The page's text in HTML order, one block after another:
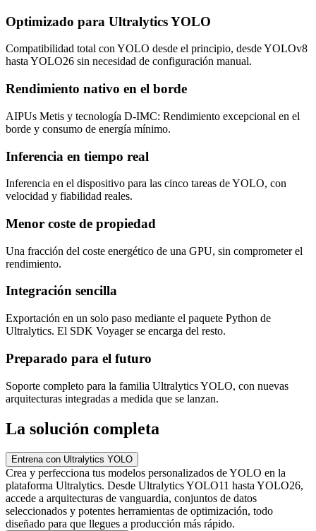
Optimizado para Ultralytics YOLO
Compatibilidad total con YOLO desde el principio, desde YOLOv8
hasta YOLO26 sin necesidad de configuración manual.
Rendimiento nativo en el borde
AIPUs Metis y tecnología D-IMC: Rendimiento excepcional en el
borde y consumo de energía mínimo.
Inferencia en tiempo real
Inferencia en el dispositivo para las cinco tareas de YOLO, con
velocidad y fiabilidad reales.
Menor coste de propiedad
Una fracción del coste energético de una GPU, sin comprometer el
rendimiento.
Integración sencilla
Exportación en un solo paso mediante el paquete Python de
Ultralytics. El SDK Voyager se encarga del resto.
Preparado para el futuro
Soporte completo para la familia Ultralytics YOLO, con nuevas
arquitecturas integradas a medida que se lanzan.
La solución completa
Entrena con Ultralytics YOLO
Crea y perfecciona tus modelos personalizados de YOLO en la
plataforma Ultralytics. Desde Ultralytics YOLO11 hasta YOLO26,
accede a arquitecturas de vanguardia, conjuntos de datos
seleccionados y potentes herramientas de optimización, todo
diseñado para que llegues a producción más rápido.